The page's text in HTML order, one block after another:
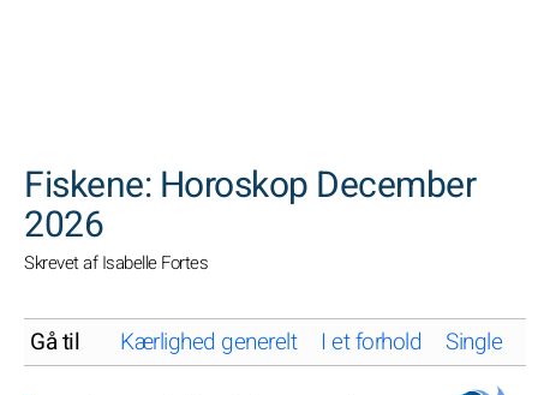
Fiskene: Horoskop December
2026
Skrevet af Isabelle Fortes
Gå til Kærlighed generelt I et forhold Single